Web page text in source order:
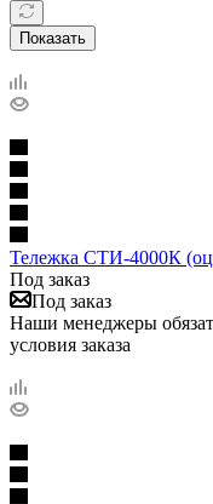
Показать
Тележка СТИ-4000К
Под заказ
Под заказ
Наши менеджеры
условия заказа